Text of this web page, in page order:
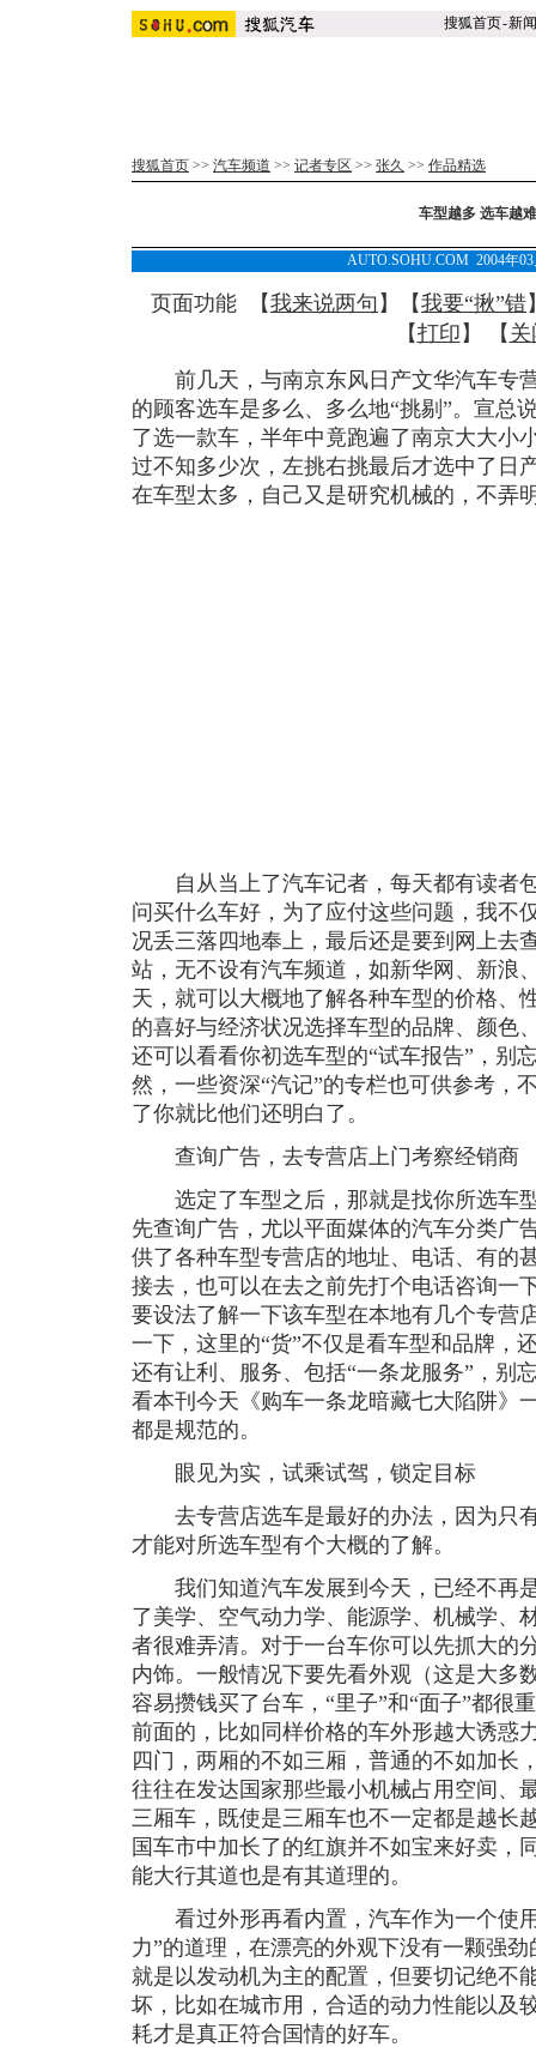
搜狐首页-新闻
搜狐首页 >> 汽车频道 >> 记者专区 >> 张久 >> 作品精选
车型越多 选车越
AUTO.SOHU.COM 2004年
页面功能 【我来说两句 】【我要“揪”错
【打印 】 【 关
前几天，与南京东风日产文华汽车专
的顾客选车是多么、多么地“挑剔”。宣总
了选一款车，半年中竟跑遍了南京大大小
过不知多少次，左挑右挑最后才选中了日
在车型太多，自己又是研究机械的，不弄
自从当上了汽车记者，每天都有读者
问买什么车好，为了应付这些问题，我不
况丢三落四地奉上，最后还是要到网上去
站，无不设有汽车频道，如新华网、新浪
天，就可以大概地了解各种车型的价格、
的喜好与经济状况选择车型的品牌、颜色
还可以看看你初选车型的“试车报告”，别
然，一些资深“汽记”的专栏也可供参考，
了你就比他们还明白了。
查询广告，去专营店上门考察经销商
选定了车型之后，那就是找你所选车
先查询广告，尤以平面媒体的汽车分类广
供了各种车型专营店的地址、电话、有的
接去，也可以在去之前先打个电话咨询一
要设法了解一下该车型在本地有几个专营
一下，这里的“货”不仅是看车型和品牌，
还有让利、服务、包括“一条龙服务”，别
看本刊今天《购车一条龙暗藏七大陷阱》
都是规范的。
眼见为实，试乘试驾，锁定目标
去专营店选车是最好的办法，因为只
才能对所选车型有个大概的了解。
我们知道汽车发展到今天，已经不再
了美学、空气动力学、能源学、机械学、
者很难弄清。对于一台车你可以先抓大的
内饰。一般情况下要先看外观（这是大多
容易攒钱买了台车，“里子”和“面子”都很
前面的，比如同样价格的车外形越大诱惑
四门，两厢的不如三厢，普通的不如加长
往往在发达国家那些最小机械占用空间、
三厢车，既使是三厢车也不一定都是越长
国车市中加长了的红旗并不如宝来好卖，
能大行其道也是有其道理的。
看过外形再看内置，汽车作为一个使
力”的道理，在漂亮的外观下没有一颗强
就是以发动机为主的配置，但要切记绝不
坏，比如在城市用，合适的动力性能以及
耗才是真正符合国情的好车。